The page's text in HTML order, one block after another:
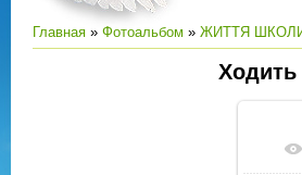
Главная » Фотоальбом » ЖИТТЯ
Ходить